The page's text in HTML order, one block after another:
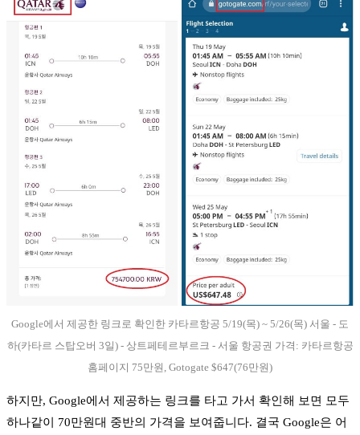
Google에서 제공한 링크로 확인한 카타르항공 5/19(목) ~ 5/26(목) 서울 - 도
하(카타르 스탑오버 3일) - 상트페테르부르크 - 서울 항공권 가격: 카타르항공
홈페이지 75만원, Gotogate $647(76만원)
하지만, Google에서 제공하는 링크를 타고 가서 확인해 보면 모두
하나같이 70만원대 중반의 가격을 보여줍니다. 결국 Google은 어